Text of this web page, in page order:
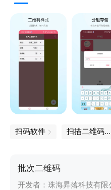
扫码软件 扫描二维码下载
批次二维码
开发者： 珠海昇落科技有限